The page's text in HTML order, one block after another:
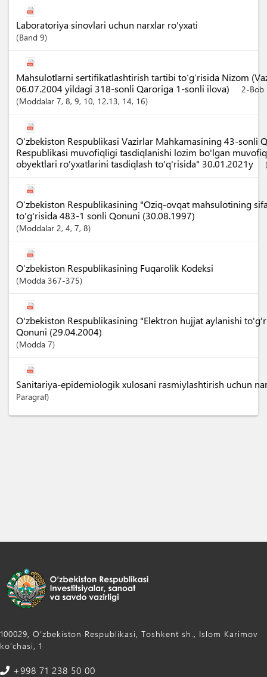
Laboratoriya sinovlari uchun narxlar ro'yxati
Band 9
Mahsulotlarni sertifikatlashtirish tartibi to‘g‘risida Nizom
06.07.2004 yildagi 318-sonli Qaroriga 1-sonli ilova)
2-Bob
Moddalar 7, 8, 9, 10, 12.13, 14, 16
O‘zbekiston Respublikasi Vazirlar Mahkamasining 43-sonli
Respublikasi muvofiqligi tasdiqlanishi lozim bo'lgan
obyektlari ro'yxatlarini tasdiqlash to'q'risida" 30.01.2021y
O‘zbekiston Respublikasining "Oziq-ovqat mahsulotining
to'g'risida 483-1 sonli Qonuni (30.08.1997)
Moddalar 2, 4, 7, 8
O‘zbekiston Respublikasining Fuqarolik Kodeksi
Modda 367-375
O'zbekiston Respublikasining "Elektron hujjat aylanishi
Qonuni (29.04.2004)
Modda 7
Sanitariya-epidemiologik xulosani rasmiylashtirish uchun
Paragraf)
100029, Oʻzbekiston Respublikasi, Toshkent sh., Islom Karimov
ko‘chasi, 1
+998 71 238 50 00